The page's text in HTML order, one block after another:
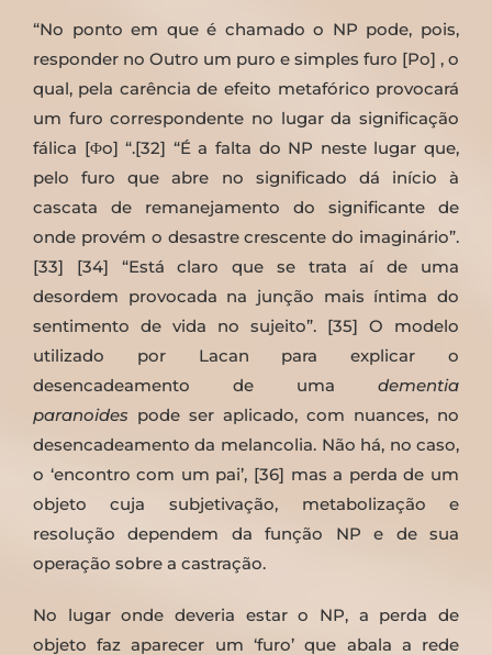
“No ponto em que é chamado o NP pode, pois,
responder no Outro um puro e simples furo [Po] , o
qual, pela carência de efeito metafórico provocará
um furo correspondente no lugar da significação
fálica [Φo] “.[32] “É a falta do NP neste lugar que,
pelo furo que abre no significado dá início à
cascata de remanejamento do significante de
onde provém o desastre crescente do imaginário”.
[33] [34] “Está claro que se trata aí de uma
desordem provocada na junção mais íntima do
sentimento de vida no sujeito”. [35] O modelo
utilizado por Lacan para explicar o
desencadeamento de umadementia
paranoides pode ser aplicado, com nuances, no
desencadeamento da melancolia. Não há, no caso,
o ‘encontro com um pai’, [36] mas a perda de um
objeto cuja subjetivação, metabolização e
resolução dependem da função NP e de sua
operação sobre a castração.
No lugar onde deveria estar o NP, a perda de
objeto faz aparecer um ‘furo’ que abala a rede